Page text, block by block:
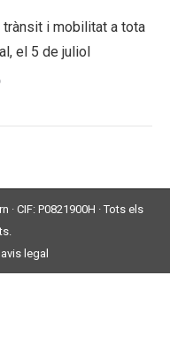
i mobilitat a tota
el 5 de juliol
CIF: P0821900H · Tots els
avis legal